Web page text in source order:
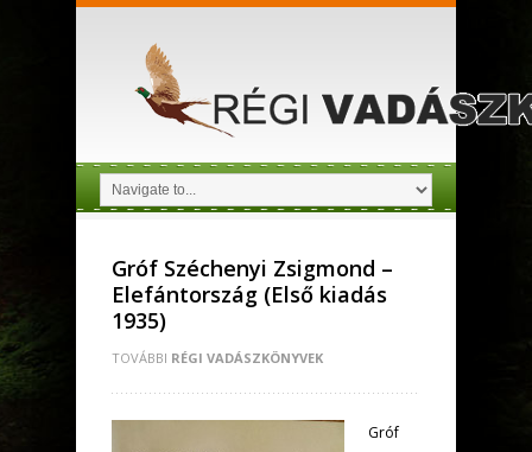
Gróf Széchenyi Zsigmond –
Elefántország (Első kiadás
1935)
TOVÁBBI RÉGI VADÁSZKÖNYVEK
Gróf